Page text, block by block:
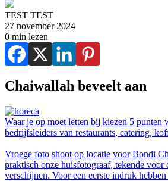
TEST TEST
27 november 2024
0 min lezen
Chaiwallah beveelt aan
Waar je op moet letten bij kiezen 5 punten
bedrijfsleiders van restaurants, catering,
Vroege foto shoot op locatie voor Bondi
praktisch onze huisfotograaf, tekende
verschijnen. Voor een eerste indruk